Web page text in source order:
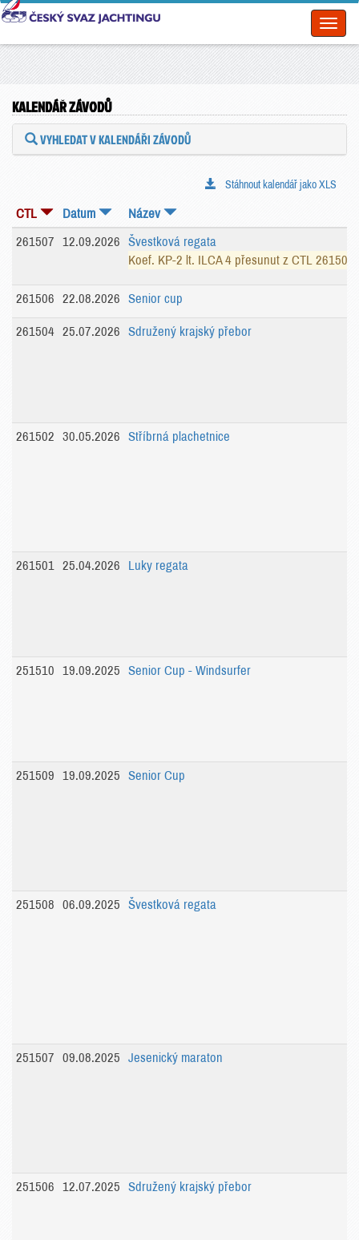
KALENDÁŘ ZÁVODŮ
VYHLEDAT V KALENDÁŘI ZÁVODŮ
Stáhnout kalendář jako XLS
CTL Datum Název
261507 12.09.2026
Švestková regata
Koef. KP-2 lt. ILCA 4 přesunut z CTL 261505.
261506 22.08.2026 Senior cup
261504 25.07.2026 Sdružený krajský přebor
261502 30.05.2026 Stříbrná plachetnice
261501 25.04.2026 Luky regata
251510 19.09.2025 Senior Cup - Windsurfer
251509 19.09.2025 Senior Cup
251508 06.09.2025 Švestková regata
251507 09.08.2025 Jesenický maraton
251506 12.07.2025 Sdružený krajský přebor